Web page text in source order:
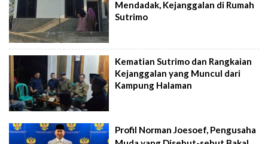
Mendadak, Kejanggalan di Rumah
Sutrimo
Kematian Sutrimo dan Rangkaian
Kejanggalan yang Muncul dari
Kampung Halaman
Profil Norman Joesoef, Pengusaha